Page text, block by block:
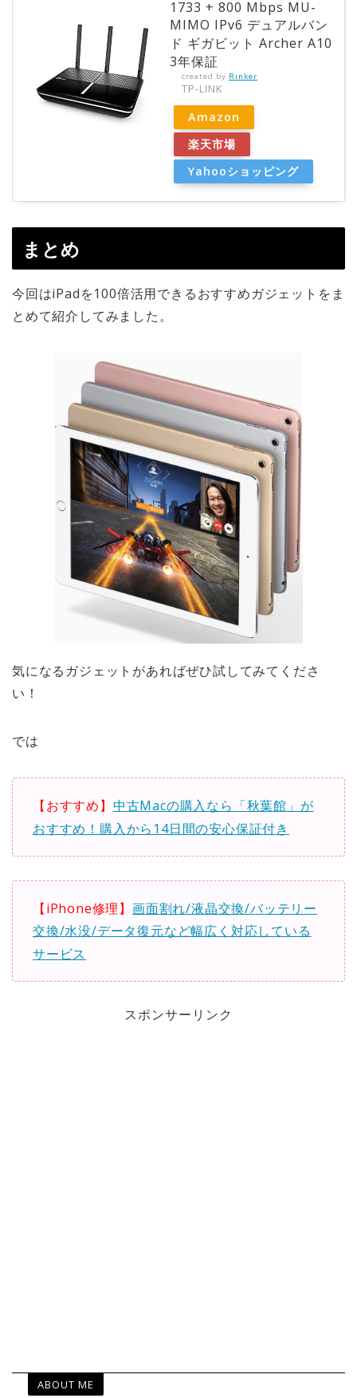
1733 + 800 Mbps MU-
MIMO IPv6 デュアルバン
ド ギガビット Archer A10
3年保証
created by Rinker
TP-LINK
Amazon
楽天市場
Yahooショッピング
まとめ
今回はiPadを100倍活用できるおすすめガジェットをま
とめて紹介してみました。
気になるガジェットがあればぜひ試してみてくださ
い！
では
【おすすめ】 中古Macの購入なら「秋葉館」が
おすすめ！購入から14日間の安心保証付き
【iPhone修理】 画面割れ/液晶交換/バッテリー
交換/水没/データ復元など幅広く対応している
サービス
スポンサーリンク
ABOUT ME